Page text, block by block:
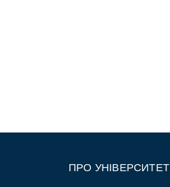
ПРО УНІВЕРСИТЕТ